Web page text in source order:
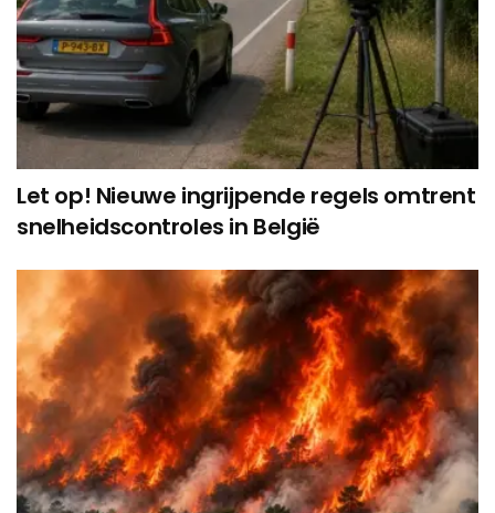
Let op! Nieuwe ingrijpende regels omtrent
snelheidscontroles in België